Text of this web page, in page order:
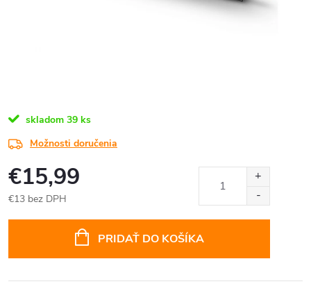
skladom 39 ks
Možnosti doručenia
€15,99
€13 bez DPH
PRIDAŤ DO KOŠÍKA